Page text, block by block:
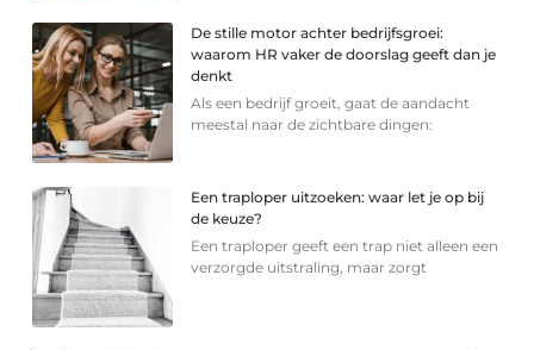
De stille motor achter bedrijfsgroei:
waarom HR vaker de doorslag geeft dan je
denkt
Als een bedrijf groeit, gaat de aandacht
meestal naar de zichtbare dingen:
Een traploper uitzoeken: waar let je op bij
de keuze?
Een traploper geeft een trap niet alleen een
verzorgde uitstraling, maar zorgt